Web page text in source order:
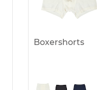
Boxershorts